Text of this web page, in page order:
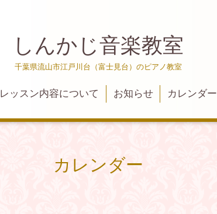
しんかじ音楽教室
千葉県流山市江戸川台（富士見台）のピアノ教室
レッスン内容について お知らせ カレンダー
カレンダー